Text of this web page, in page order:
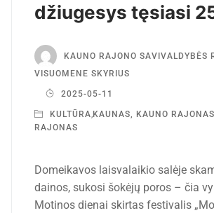
džiugesys tęsiasi
KAUNO RAJONO SAVIVALDYBĖS
VISUOMENE SKYRIUS
2025-05-11
KULTŪRA KAUNAS, KAUNO RAJONAS
RAJONAS
Domeikavos laisvalaikio salėje
dainos, sukosi šokėjų poros – čia
Motinos dienai skirtas festivalis